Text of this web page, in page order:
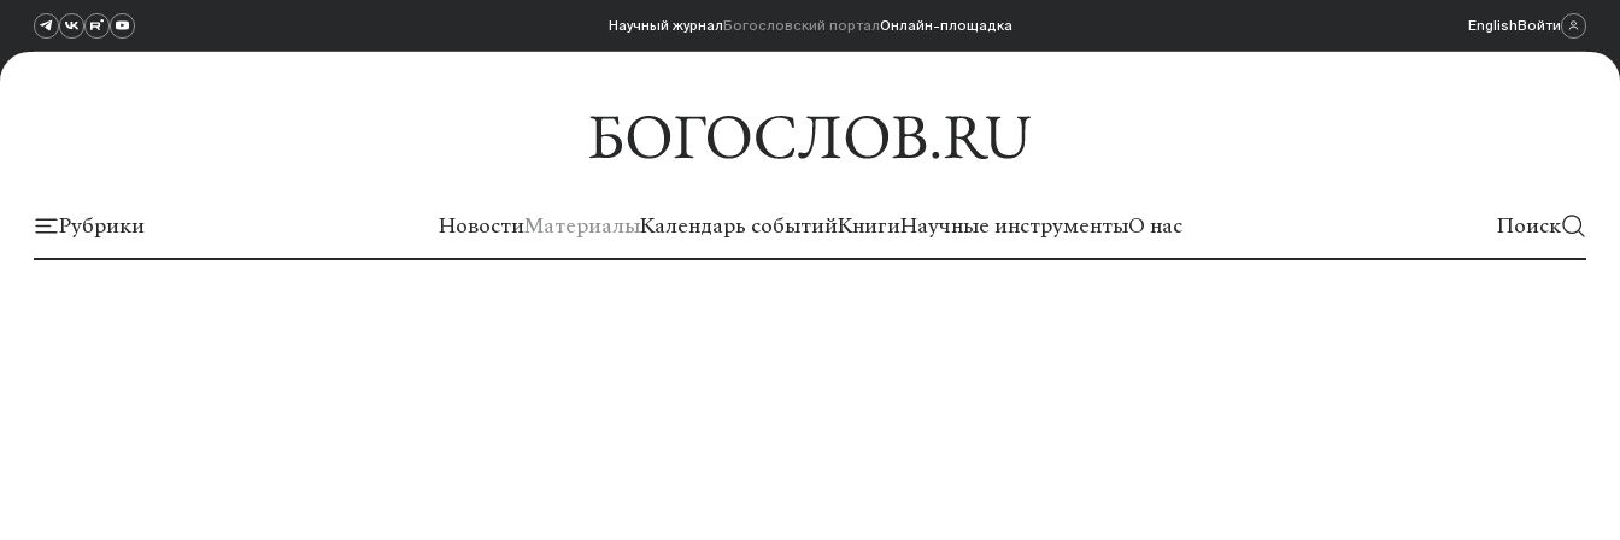
Научный журналБогословский порталОнлайн-площадка EnglishВойти
Рубрики НовостиМатериалыКалендарь событийКнигиНаучные инструментыО нас Поиск